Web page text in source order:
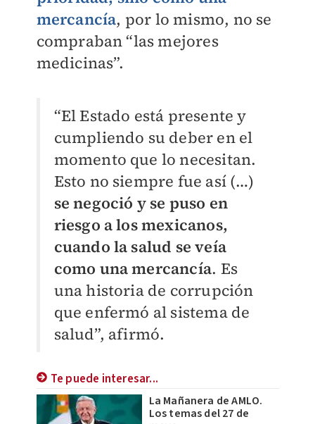
mercancía, por lo mismo, no se
compraban “las mejores
medicinas”.
“El Estado está presente y
cumpliendo su deber en el
momento que lo necesitan.
Esto no siempre fue así (…)
se negoció y se puso en
riesgo a los mexicanos,
cuando la salud se veía
como una mercancía. Es
una historia de corrupción
que enfermó al sistema de
salud”, afirmó.
Te puede interesar...
La Mañanera de AMLO.
Los temas del 27 de